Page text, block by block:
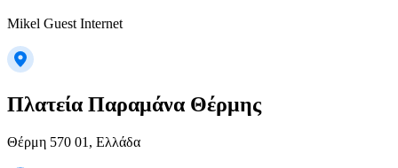
Mikel Guest Internet
Πλατεία Παραμάνα Θέρμης
Θέρμη 570 01, Ελλάδα